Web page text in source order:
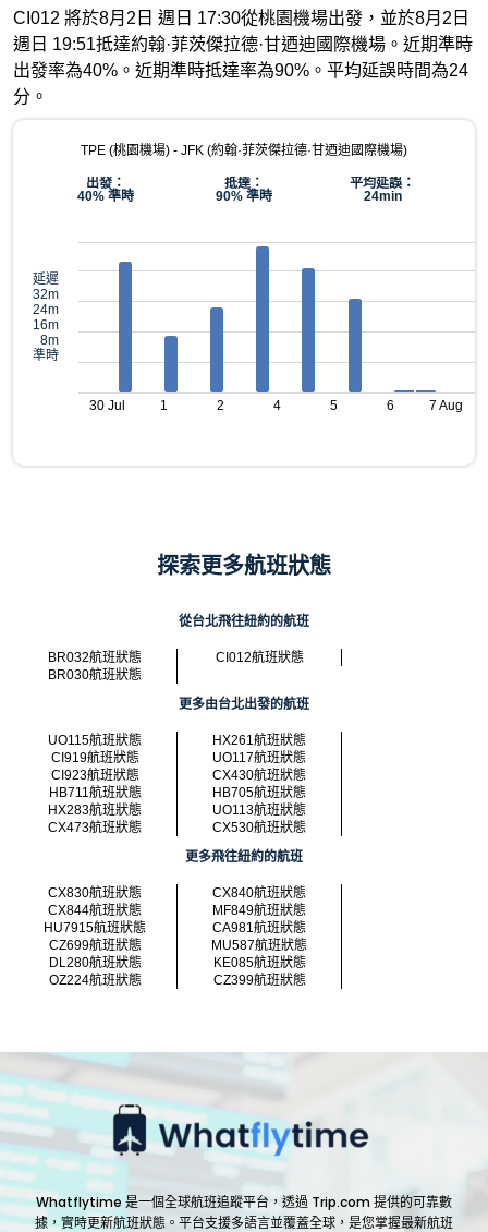
CI012 將於8月2日 週日 17:30從桃園機場出發，並於8月2日
週日 19:51抵達約翰·菲茨傑拉德·甘迺迪國際機場。近期準時
出發率為40%。近期準時抵達率為90%。平均延誤時間為24
分。
TPE (桃園機場) - JFK (約翰·菲茨傑拉德·甘迺迪國際機場)
出發：
40% 準時
抵達：
90% 準時
平均延誤：
24min
延遲
32m
24m
16m
8m
準時
30 Jul 1 2 4 5 6 7 Aug
探索更多航班狀態
從台北飛往紐約的航班
BR032航班狀態
CI012航班狀態
BR030航班狀態
更多由台北出發的航班
UO115航班狀態
HX261航班狀態
CI919航班狀態
UO117航班狀態
CI923航班狀態
CX430航班狀態
HB711航班狀態
HB705航班狀態
HX283航班狀態
UO113航班狀態
CX473航班狀態
CX530航班狀態
更多飛往紐約的航班
CX830航班狀態
CX840航班狀態
CX844航班狀態
MF849航班狀態
HU7915航班狀態
CA981航班狀態
CZ699航班狀態
MU587航班狀態
DL280航班狀態
KE085航班狀態
OZ224航班狀態
CZ399航班狀態
Whatflytime 是一個全球航班追蹤平台，透過 Trip.com 提供的可靠數
據，實時更新航班狀態。平台支援多語言並覆蓋全球，是您掌握最新航班